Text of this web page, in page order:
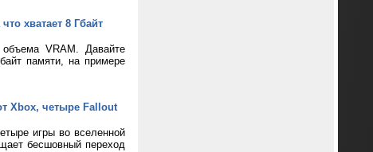
хватает 8 Гбайт
VRAM. Давайте
памяти, на примере
Xbox, четыре Fallout
игры во вселенной
бесшовный переход